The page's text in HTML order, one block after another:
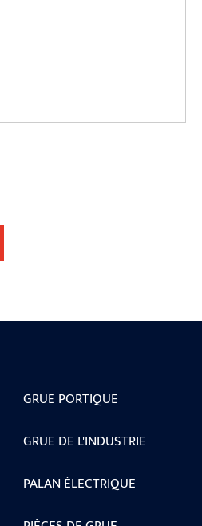
GRUE PORTIQUE
GRUE DE L'INDUSTRIE
PALAN ÉLECTRIQUE